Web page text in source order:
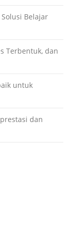
Belajar
Terbentuk, dan
untuk
dan